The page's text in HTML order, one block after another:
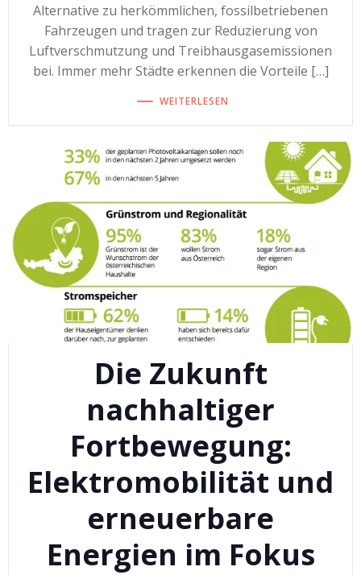
Alternative zu herkömmlichen, fossilbetriebenen
Fahrzeugen und tragen zur Reduzierung von
Luftverschmutzung und Treibhausgasemissionen
bei. Immer mehr Städte erkennen die Vorteile […]
WEITERLESEN
Die Zukunft
nachhaltiger
Fortbewegung:
Elektromobilität und
erneuerbare
Energien im Fokus